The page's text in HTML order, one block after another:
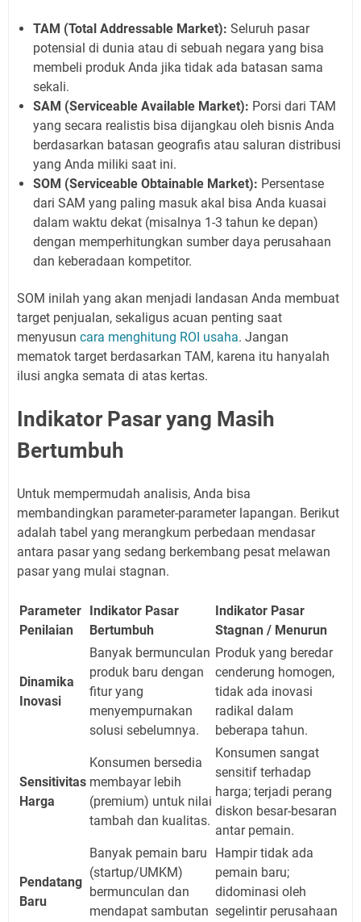
TAM (Total Addressable Market): Seluruh pasar
potensial di dunia atau di sebuah negara yang bisa
membeli produk Anda jika tidak ada batasan sama
sekali.
SAM (Serviceable Available Market): Porsi dari TAM
yang secara realistis bisa dijangkau oleh bisnis Anda
berdasarkan batasan geografis atau saluran distribusi
yang Anda miliki saat ini.
SOM (Serviceable Obtainable Market): Persentase
dari SAM yang paling masuk akal bisa Anda kuasai
dalam waktu dekat (misalnya 1-3 tahun ke depan)
dengan memperhitungkan sumber daya perusahaan
dan keberadaan kompetitor.
SOM inilah yang akan menjadi landasan Anda membuat
target penjualan, sekaligus acuan penting saat
menyusun cara menghitung ROI usaha. Jangan
mematok target berdasarkan TAM, karena itu hanyalah
ilusi angka semata di atas kertas.
Indikator Pasar yang Masih
Bertumbuh
Untuk mempermudah analisis, Anda bisa
membandingkan parameter-parameter lapangan. Berikut
adalah tabel yang merangkum perbedaan mendasar
antara pasar yang sedang berkembang pesat melawan
pasar yang mulai stagnan.
Parameter
Penilaian
Indikator Pasar
Bertumbuh
Indikator Pasar
Stagnan / Menurun
Dinamika
Inovasi
Banyak bermunculan
produk baru dengan
fitur yang
menyempurnakan
solusi sebelumnya.
Produk yang beredar
cenderung homogen,
tidak ada inovasi
radikal dalam
beberapa tahun.
Sensitivitas
Harga
Konsumen bersedia
membayar lebih
(premium) untuk nilai
tambah dan kualitas.
Konsumen sangat
sensitif terhadap
harga; terjadi perang
diskon besar-besaran
antar pemain.
Pendatang
Baru
Banyak pemain baru
(startup/UMKM)
bermunculan dan
mendapat sambutan
Hampir tidak ada
pemain baru;
didominasi oleh
segelintir perusahaan